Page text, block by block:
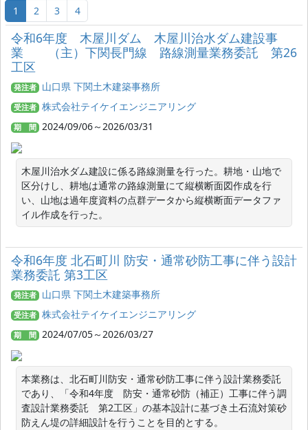
1 2 3 4
令和6年度 木屋川ダム 木屋川治水ダム建設事
業 （主）下関長門線 路線測量業務委託 第26
工区
発注者 山口県 下関土木建築事務所
受注者 株式会社テイケイエンジニアリング
期 間 2024/09/06～2026/03/31
木屋川治水ダム建設に係る路線測量を行った。耕地・山地で
区分けし、耕地は通常の路線測量にて縦横断面図作成を行
い、山地は過年度資料の点群データから縦横断面データファ
イル作成を行った。
令和6年度 北石町川 防安・通常砂防工事に伴う設計
業務委託 第3工区
発注者 山口県 下関土木建築事務所
受注者 株式会社テイケイエンジニアリング
期 間 2024/07/05～2026/03/27
本業務は、北石町川防安・通常砂防工事に伴う設計業務委託
であり、「令和4年度　防安・通常砂防（補正）工事に伴う調
査設計業務委託　第2工区」の基本設計に基づき土石流対策砂
防えん堤の詳細設計を行うことを目的とする。